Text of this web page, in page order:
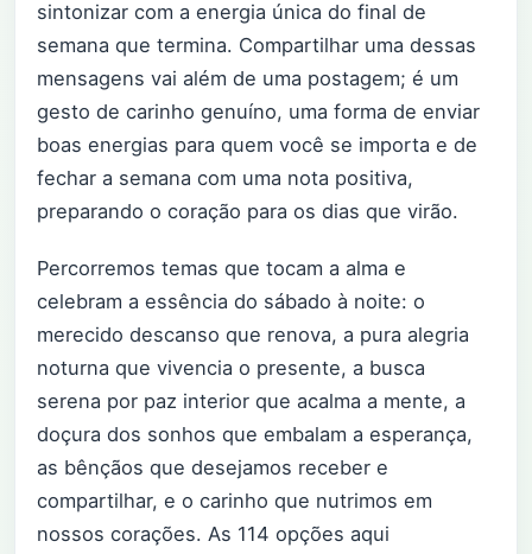
sintonizar com a energia única do final de
semana que termina. Compartilhar uma dessas
mensagens vai além de uma postagem; é um
gesto de carinho genuíno, uma forma de enviar
boas energias para quem você se importa e de
fechar a semana com uma nota positiva,
preparando o coração para os dias que virão.
Percorremos temas que tocam a alma e
celebram a essência do sábado à noite: o
merecido descanso que renova, a pura alegria
noturna que vivencia o presente, a busca
serena por paz interior que acalma a mente, a
doçura dos sonhos que embalam a esperança,
as bênçãos que desejamos receber e
compartilhar, e o carinho que nutrimos em
nossos corações. As 114 opções aqui